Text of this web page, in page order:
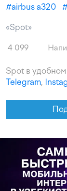
#airbus a320
«Spot»
4 099
Spot в
Telegram,